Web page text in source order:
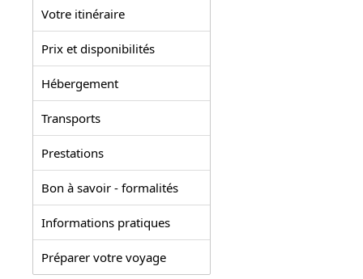
Votre itinéraire
Prix et disponibilités
Hébergement
Transports
Prestations
Bon à savoir - formalités
Informations pratiques
Préparer votre voyage